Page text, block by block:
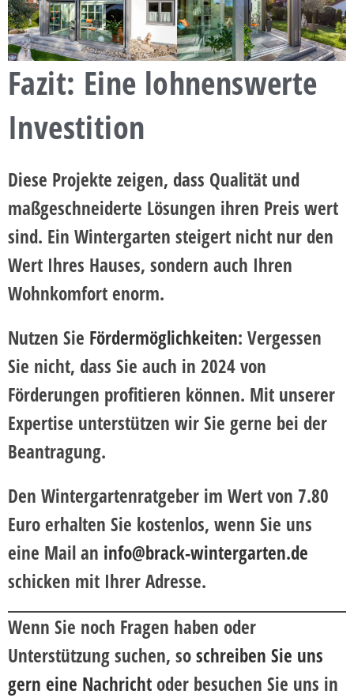
Fazit: Eine lohnenswerte
Investition
Diese Projekte zeigen, dass Qualität und
maßgeschneiderte Lösungen ihren Preis wert
sind. Ein Wintergarten steigert nicht nur den
Wert Ihres Hauses, sondern auch Ihren
Wohnkomfort enorm.
Nutzen Sie Fördermöglichkeiten: Vergessen
Sie nicht, dass Sie auch in 2024 von
Förderungen profitieren können. Mit unserer
Expertise unterstützen wir Sie gerne bei der
Beantragung.
Den Wintergartenratgeber im Wert von 7.80
Euro erhalten Sie kostenlos, wenn Sie uns
eine Mail an info@brack-wintergarten.de
schicken mit Ihrer Adresse.
Wenn Sie noch Fragen haben oder
Unterstützung suchen, soschreiben Sie uns
gern eine Nachrichtoder besuchen Sie uns in